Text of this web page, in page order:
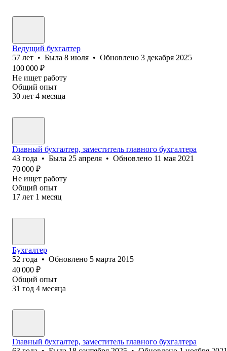
Ведущий бухгалтер
57 лет • Была 8 июля • Обновлено 3 декабря 2025
100 000 ₽
Не ищет работу
Общий опыт
30 лет 4 месяца
Главный бухгалтер, заместитель главного бухгалтера
43 года • Была 25 апреля • Обновлено 11 мая 2021
70 000 ₽
Не ищет работу
Общий опыт
17 лет 1 месяц
Бухгалтер
52 года • Обновлено 5 марта 2015
40 000 ₽
Общий опыт
31 год 4 месяца
Главный бухгалтер, заместитель главного бухгалтера